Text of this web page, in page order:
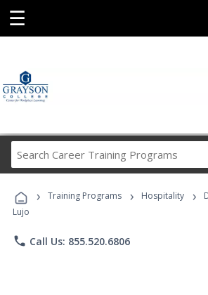
☰
Career
Programs
› Training Programs › Hospitality ›
Lujo
phone Call Us: 855.520.6806